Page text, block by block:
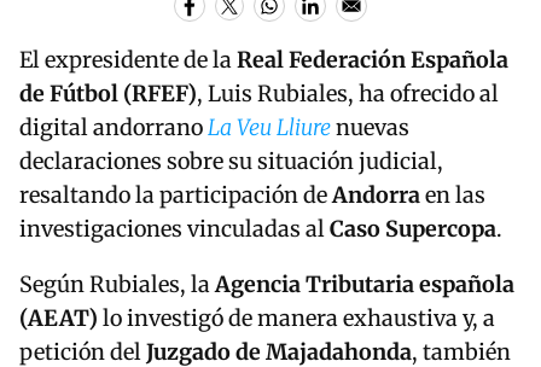
El expresidente de laReal Federación Española
de Fútbol (RFEF), Luis Rubiales, ha ofrecido al
digital andorranoLa Veu Lliurenuevas
declaraciones sobre su situación judicial,
resaltando la participación deAndorraen las
investigaciones vinculadas alCaso Supercopa.
Según Rubiales, laAgencia Tributaria española
(AEAT) lo investigó de manera exhaustiva y, a
petición delJuzgado de Majadahonda, también